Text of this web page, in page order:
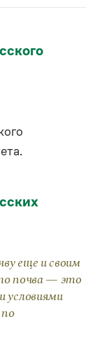
еще и своим
почва — это
условиями